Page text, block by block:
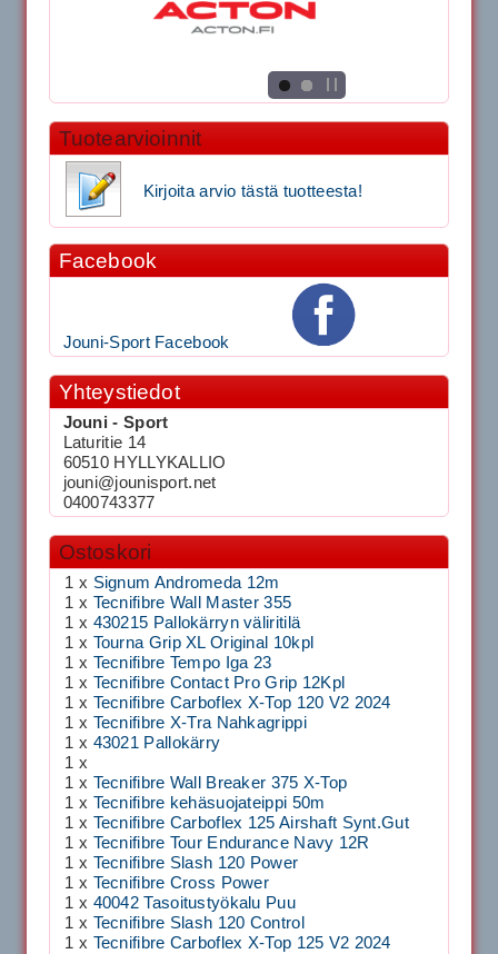
Tuotearvioinnit
Kirjoita arvio tästä tuotteesta!
Facebook
Jouni-Sport Facebook
Yhteystiedot
Jouni - Sport
Laturitie 14
60510 HYLLYKALLIO
jouni@jounisport.net
0400743377
Ostoskori
1 x Signum Andromeda 12m
1 x Tecnifibre Wall Master 355
1 x 430215 Pallokärryn väliritilä
1 x Tourna Grip XL Original 10kpl
1 x Tecnifibre Tempo Iga 23
1 x Tecnifibre Contact Pro Grip 12Kpl
1 x Tecnifibre Carboflex X-Top 120 V2 2024
1 x Tecnifibre X-Tra Nahkagrippi
1 x 43021 Pallokärry
1 x
1 x Tecnifibre Wall Breaker 375 X-Top
1 x Tecnifibre kehäsuojateippi 50m
1 x Tecnifibre Carboflex 125 Airshaft Synt.Gut
1 x Tecnifibre Tour Endurance Navy 12R
1 x Tecnifibre Slash 120 Power
1 x Tecnifibre Cross Power
1 x 40042 Tasoitustyökalu Puu
1 x Tecnifibre Slash 120 Control
1 x Tecnifibre Carboflex X-Top 125 V2 2024